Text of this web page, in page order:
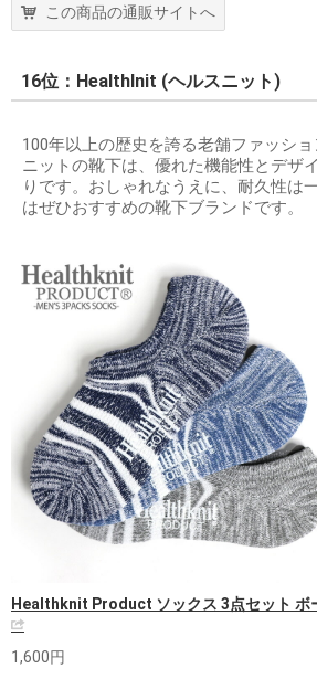
この商品の通販サイトへ
16位：Healthlnit (ヘルスニット)
100年以上の歴史を誇る老舗ファッシ
ニットの靴下は、優れた機能性とデザ
りです。おしゃれなうえに、耐久性は
はぜひおすすめの靴下ブランドです。
Healthknit Product ソックス 3点セット ボ
1,600円